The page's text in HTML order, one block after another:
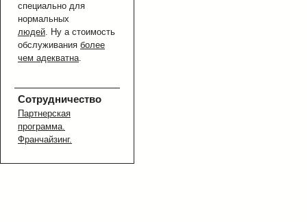
специально для
нормальных
людей. Ну а стоимость
обслуживания более
чем адекватна.
Сотрудничество
Партнерская
программа.
Франчайзинг.